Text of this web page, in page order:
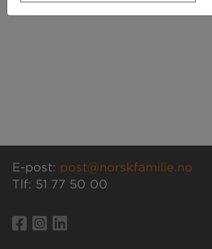
E-post: post@norskfamilie.no
Tlf: 51 77 50 00